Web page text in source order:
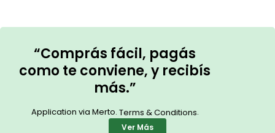
“Comprás fácil, pagás
como te conviene, y recibís
más.”
Application via Merto. Terms & Conditions.
Ver Más